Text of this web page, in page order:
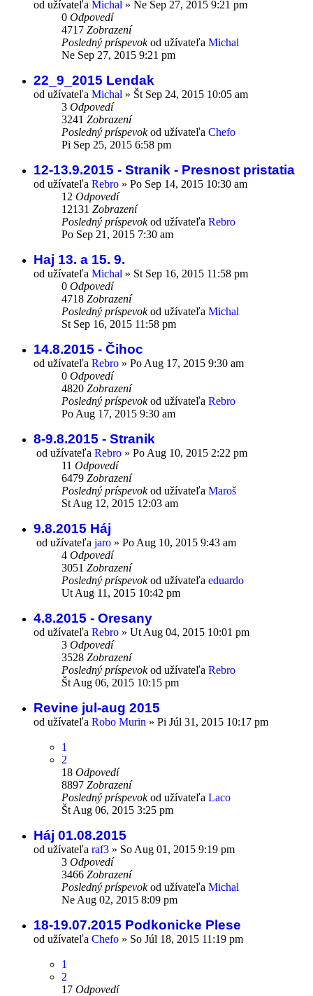
od užívateľa Michal » Ne Sep 27, 2015 9:21 pm
0 Odpovedí
4717 Zobrazení
Posledný príspevokod užívateľa Michal
Ne Sep 27, 2015 9:21 pm
22_9_2015 Lendak
od užívateľa Michal » Št Sep 24, 2015 10:05 am
3 Odpovedí
3241 Zobrazení
Posledný príspevokod užívateľa Chefo
Pi Sep 25, 2015 6:58 pm
12-13.9.2015 - Stranik - Presnost pristatia
od užívateľa Rebro » Po Sep 14, 2015 10:30 am
12 Odpovedí
12131 Zobrazení
Posledný príspevokod užívateľa Rebro
Po Sep 21, 2015 7:30 am
Haj 13. a 15. 9.
od užívateľa Michal » St Sep 16, 2015 11:58 pm
0 Odpovedí
4718 Zobrazení
Posledný príspevokod užívateľa Michal
St Sep 16, 2015 11:58 pm
14.8.2015 - Čihoc
od užívateľa Rebro » Po Aug 17, 2015 9:30 am
0 Odpovedí
4820 Zobrazení
Posledný príspevokod užívateľa Rebro
Po Aug 17, 2015 9:30 am
8-9.8.2015 - Stranik
od užívateľa Rebro » Po Aug 10, 2015 2:22 pm
11 Odpovedí
6479 Zobrazení
Posledný príspevokod užívateľa Maroš
St Aug 12, 2015 12:03 am
9.8.2015 Háj
od užívateľa jaro » Po Aug 10, 2015 9:43 am
4 Odpovedí
3051 Zobrazení
Posledný príspevokod užívateľa eduardo
Ut Aug 11, 2015 10:42 pm
4.8.2015 - Oresany
od užívateľa Rebro » Ut Aug 04, 2015 10:01 pm
3 Odpovedí
3528 Zobrazení
Posledný príspevokod užívateľa Rebro
Št Aug 06, 2015 10:15 pm
Revine jul-aug 2015
od užívateľa Robo Murin » Pi Júl 31, 2015 10:17 pm
1
2
18 Odpovedí
8897 Zobrazení
Posledný príspevokod užívateľa Laco
Št Aug 06, 2015 3:25 pm
Háj 01.08.2015
od užívateľa raf3 » So Aug 01, 2015 9:19 pm
3 Odpovedí
3466 Zobrazení
Posledný príspevokod užívateľa Michal
Ne Aug 02, 2015 8:09 pm
18-19.07.2015 Podkonicke Plese
od užívateľa Chefo » So Júl 18, 2015 11:19 pm
1
2
17 Odpovedí